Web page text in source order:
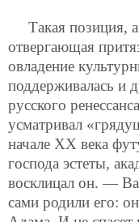
Такая позиция,
отвергающая
овладение
поддерживалась и
русского
усматривал
начале ХХ века
господа эстеты,
восклицал он. —
сами родили его: